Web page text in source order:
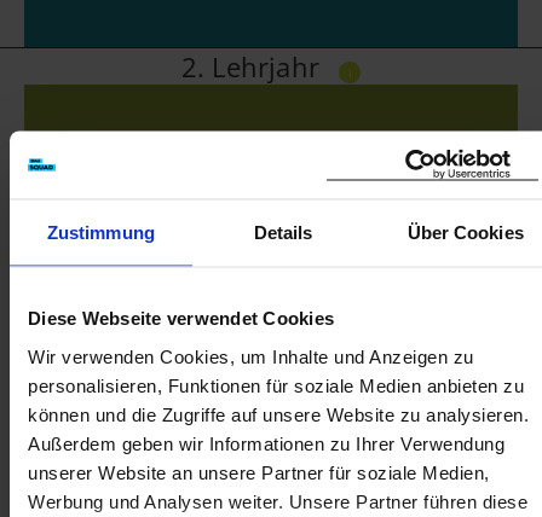
Zustimmung Details Über Cookies
Diese Webseite verwendet Cookies
Wir verwenden Cookies, um Inhalte und Anzeigen zu
personalisieren, Funktionen für soziale Medien anbieten zu
können und die Zugriffe auf unsere Website zu analysieren.
Außerdem geben wir Informationen zu Ihrer Verwendung
unserer Website an unsere Partner für soziale Medien,
Werbung und Analysen weiter. Unsere Partner führen diese
2. Lehrjahr i
Berufschule